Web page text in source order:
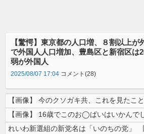
【驚愕】東京都の人口増、８割以上
で外国人人口増加、豊島区と新宿区は
弱が外国人
2025/08/07 17:04 コメント(28)